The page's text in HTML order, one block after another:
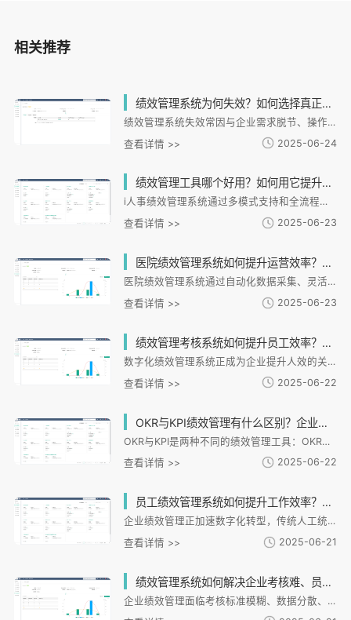
相关推荐
绩效管理系统为何失效？如何选择真正适合企业的绩效管理方案？
绩效管理系统失效常因与企业需求脱节、操作复杂、数据应用单一等问题。企业需选择适配业务场景、操作便捷且能联动其他模块的系统。i人事通过定制化方案、数据驱动决策和全流程线上化，帮助连锁餐饮等企业提升绩效达成率并降低成本。未来绩效管理将更化，转向过程赋能与个性化改进。选择合适系统需匹配企业战略，实现从工具替代到价值创造的升级。
查看详情 >>
2025-06-24
绩效管理工具哪个好用？如何用它提升团队效率？
i人事绩效管理系统通过多模式支持和全流程数字化，帮助企业实现团队效率跃升。系统支持KPI、OKR等多种绩效模式，提供目标对齐、过程管控、激励闭环和培训赋能四大功能模块，与考勤、薪酬等HR模块深度协同。在连锁零售、制造业、金融等均有成功实践案例，如提升门店人效25%、缩短晋升周期30%等。系统具备场景化设计、过程透明化和数据资产化三大优势，通过需求诊断、系统配置和持续优化三步骤实施，解决跨区域考勤、绩效沟通、结果兑现等管理痛点，推动企业管理数字化转型。
查看详情 >>
2025-06-23
医院绩效管理系统如何提升运营效率？数据不准确该如何解决？
医院绩效管理系统通过自动化数据采集、灵活方案设计和实时监控预警，显著提升运营效率。i人事系统支持多源数据整合、差异化考核和校验，解决数据分散、人工误差等问题，实现透明化管理。其多场景适配性和分析功能，助力医院优化资源配置，推动从经验驱动到数据驱动的转型，为数字化发展提供有力支撑。
查看详情 >>
2025-06-23
绩效管理考核系统如何提升员工效率？为什么90%企业都在用？
数字化绩效管理系统正成为企业提升人效的关键工具。i人事系统通过差异化指标设计、实时数据分析和激励机制，帮助90%客户实现效率提升。其核心优势包括灵活方案配置、全流程自动化和多模块联动，成功助力连锁餐饮等企业降低20%管理成本、提升30%目标达成率。案例显示，某餐饮企业实施半年后人效提升22%，流失率下降18%。未来系统将结合AI技术深化人才分析，为企业提供从"经验驱动"到"数据驱动"的转型支持。
查看详情 >>
2025-06-22
OKR与KPI绩效管理有什么区别？企业如何选择更适合的考核方式？
OKR与KPI是两种不同的绩效管理工具：OKR注重战略导向和挑战性目标，适合创新型企业；KPI强调量化指标和短期结果，适用于流程稳定的。企业选择时需考虑特性、发展阶段和团队文化。i人事系统提供灵活配置，支持两种模式或混合使用，通过可视化目标追踪、预警等功能提升管理效率。随着数字化转型，绩效管理系统正升级为战略决策平台，帮助企业实现战略与员工发展的双向驱动。
查看详情 >>
2025-06-22
员工绩效管理系统如何提升工作效率？为什么90%的企业都在用它？
企业绩效管理正加速数字化转型，传统人工统计方式因数据分散、主观性强等问题面临淘汰。i人事HRSaaS平台通过自动化流程和分析，实现绩效与招聘、考勤等模块深度联动，帮助90%以上企业显著提升管理效能。其核心优势包括目标对齐、多维度评估和跨系统数据整合，成功助力连锁餐饮、制造等客户提升决策效率40%、缩短新员工转正周期30%。未来，i人事将持续融合AI技术，推动绩效管理向与员工自助服务方向发展，为企业构建数据驱动的组织竞争力。
查看详情 >>
2025-06-21
绩效管理系统如何解决企业考核难、员工激励不足的痛点？
企业绩效管理面临考核标准模糊、数据分散、反馈滞后等痛点，传统方式效率低下且缺乏公平性。i人事HR管理系统提供化解决方案，通过多维度考核模型、实时数据联动、分析和闭环激励四大功能，实现全流程数字化管理。系统针对连锁零售、制造业、互联网等设计场景化方案，构建"考核-反馈-改进-激励"闭环机制，并持续优化AI和个性化功能。目前服务超10万客户，助力企业将绩效管理转变为价值创造引擎，提升组织效能和人才发展。